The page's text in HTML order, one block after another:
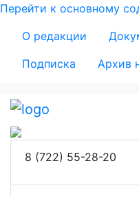
Перейти к основному
Secondary
О редакции
Подписка
Архив
8 (722) 55-28-20